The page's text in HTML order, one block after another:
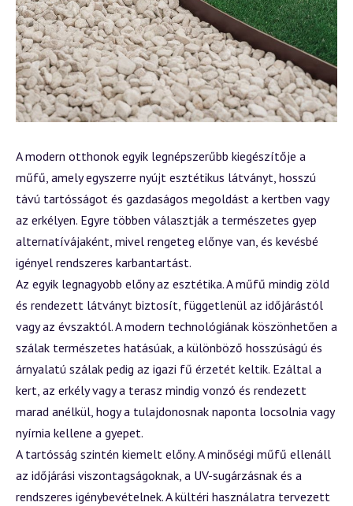
A modern otthonok egyik legnépszerűbb kiegészítője a
műfű, amely egyszerre nyújt esztétikus látványt, hosszú
távú tartósságot és gazdaságos megoldást a kertben vagy
az erkélyen. Egyre többen választják a természetes gyep
alternatívájaként, mivel rengeteg előnye van, és kevésbé
igényel rendszeres karbantartást.
Az egyik legnagyobb előny az esztétika. A műfű mindig zöld
és rendezett látványt biztosít, függetlenül az időjárástól
vagy az évszaktól. A modern technológiának köszönhetően a
szálak természetes hatásúak, a különböző hosszúságú és
árnyalatú szálak pedig az igazi fű érzetét keltik. Ezáltal a
kert, az erkély vagy a terasz mindig vonzó és rendezett
marad anélkül, hogy a tulajdonosnak naponta locsolnia vagy
nyírnia kellene a gyepet.
A tartósság szintén kiemelt előny. A minőségi műfű ellenáll
az időjárási viszontagságoknak, a UV-sugárzásnak és a
rendszeres igénybevételnek. A kültéri használatra tervezett